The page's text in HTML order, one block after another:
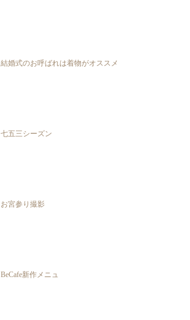
結婚式のお呼ばれは着物がオススメ
七五三シーズン
お宮参り撮影
BeCafe新作メニュ